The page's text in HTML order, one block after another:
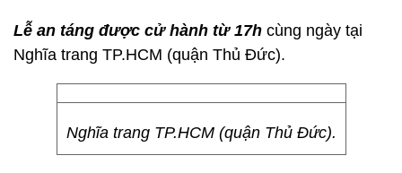
Lễ an táng được cử hành từ 17h cùng ngày tại
Nghĩa trang TP.HCM (quận Thủ Đức).
Nghĩa trang TP.HCM (quận Thủ Đức).